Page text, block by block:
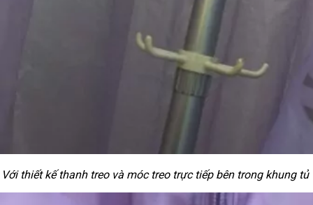
Với thiết kế thanh treo và móc treo trực tiếp bên trong khung tủ